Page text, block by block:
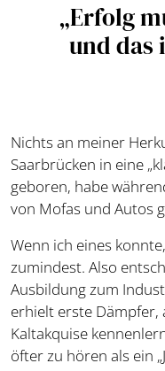
„Erfolg
und das
Nichts an meiner
Saarbrücken in eine
geboren, habe
von Mofas und Autos
Wenn ich eines
zumindest. Also
Ausbildung zum
erhielt erste Dämpfer,
Kaltakquise
öfter zu hören als ein